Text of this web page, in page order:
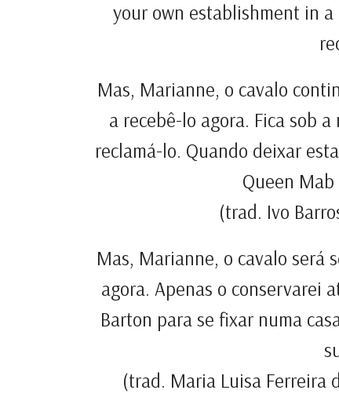
your own establishment in
Mas, Marianne, o cavalo
a recebê-lo agora. Fica sob
reclamá-lo. Quando deixar
Queen
(trad. Ivo
Mas, Marianne, o cavalo será
agora. Apenas o conservarei
Barton para se fixar numa
(trad. Maria Luisa Ferreira